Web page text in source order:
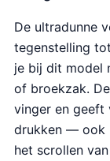
De ultradunne
tegenstelling
je bij dit model
of broekzak.
vinger en geeft
drukken — ook
het scrollen